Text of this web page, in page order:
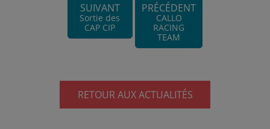
SUIVANT
Sortie des
CAP CIP
PRÉCÉDENT
CALLO
RACING
TEAM
RETOUR AUX ACTUALITÉS